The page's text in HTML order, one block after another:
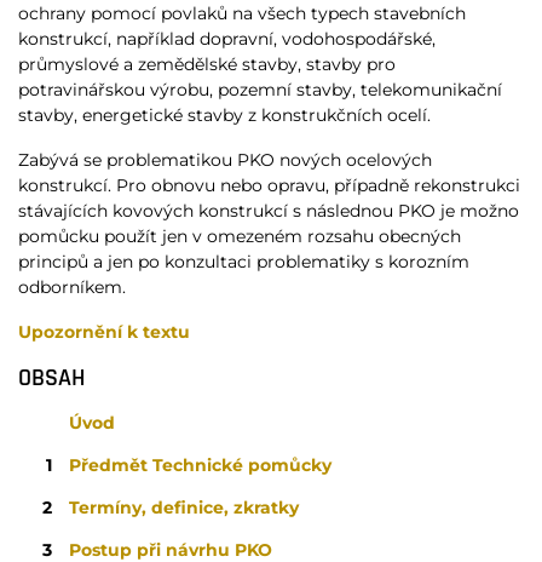
ochrany pomocí povlaků na všech typech stavebních
konstrukcí, například dopravní, vodohospodářské,
průmyslové a zemědělské stavby, stavby pro
potravinářskou výrobu, pozemní stavby, telekomunikační
stavby, energetické stavby z konstrukčních ocelí.
Zabývá se problematikou PKO nových ocelových
konstrukcí. Pro obnovu nebo opravu, případně rekonstrukci
stávajících kovových konstrukcí s následnou PKO je možno
pomůcku použít jen v omezeném rozsahu obecných
principů a jen po konzultaci problematiky s korozním
odborníkem.
Upozornění k textu
OBSAH
Úvod
1
Předmět Technické pomůcky
2
Termíny, definice, zkratky
3
Postup při návrhu PKO